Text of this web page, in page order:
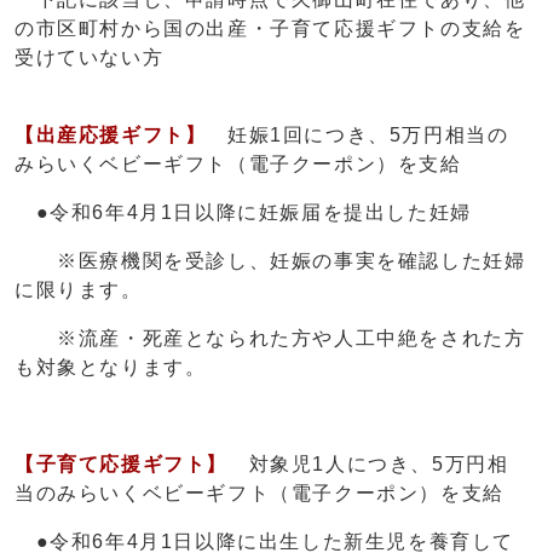
の市区町村から国の出産・子育て応援ギフトの支給を
受けていない方
【出産応援ギフト】
妊娠1回につき、5万円相当の
みらいくベビーギフト（電子クーポン）を支給
●令和6年4月1日以降に妊娠届を提出した妊婦
※医療機関を受診し、妊娠の事実を確認した妊婦
に限ります。
※流産・死産となられた方や人工中絶をされた方
も対象となります。
【子育て応援ギフト】
対象児1人につき、5万円相
当のみらいくベビーギフト（電子クーポン）を支給
●令和6年4月1日以降に出生した新生児を養育して